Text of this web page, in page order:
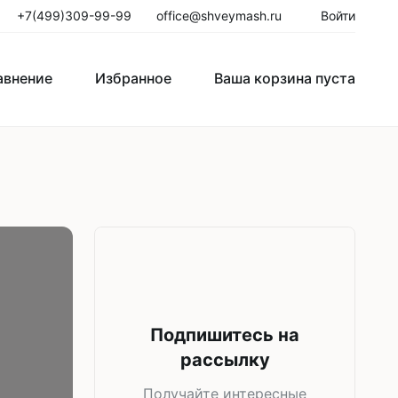
+7(499)309-99-99 office@shveymash.ru Войти
Избранное Ваша корзина пуста
Петельные машины
Подпишитесь на
рассылку
Получайте интересные